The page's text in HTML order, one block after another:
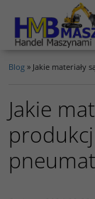
Blog » Jakie materiały
Jakie